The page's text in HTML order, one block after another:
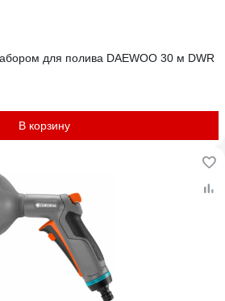
для полива DAEWOO 30 м DWR
В корзину